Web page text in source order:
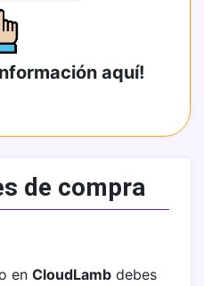
aquí!
de compra
en CloudLamb debes